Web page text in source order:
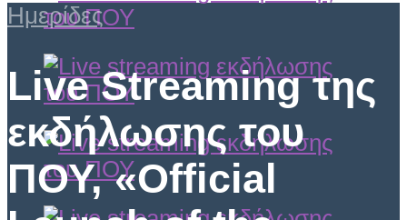
Ημερίδες
Live Streaming της
εκδήλωσης του
ΠΟΥ, «Official